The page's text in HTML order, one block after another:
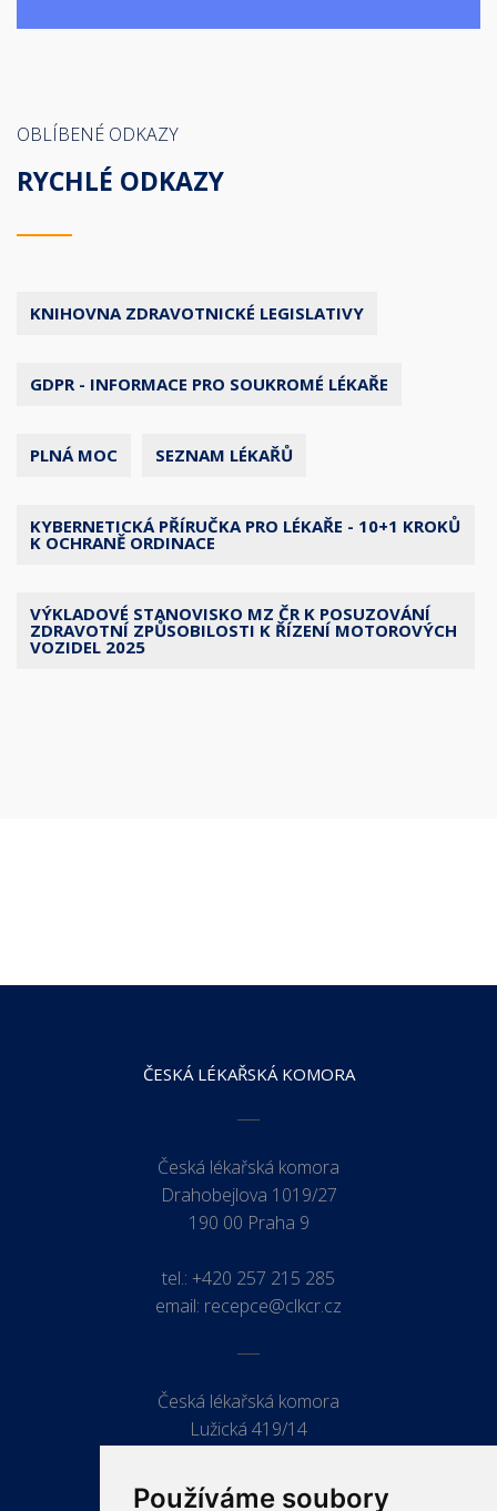
Používáme soubory
OBLÍBENÉ ODKAZY
RYCHLÉ ODKAZY
KNIHOVNA ZDRAVOTNICKÉ LEGISLATIVY
GDPR - INFORMACE PRO SOUKROMÉ LÉKAŘE
PLNÁ MOC SEZNAM LÉKAŘŮ
KYBERNETICKÁ PŘÍRUČKA PRO LÉKAŘE - 10+1 KROKŮ
K OCHRANĚ ORDINACE
VÝKLADOVÉ STANOVISKO MZ ČR K POSUZOVÁNÍ
ZDRAVOTNÍ ZPŮSOBILOSTI K ŘÍZENÍ MOTOROVÝCH
VOZIDEL 2025
ČESKÁ LÉKAŘSKÁ KOMORA
Česká lékařská komora
Drahobejlova 1019/27
190 00 Praha 9
tel.: +420 257 215 285
email: recepce@clkcr.cz
Česká lékařská komora
Lužická 419/14